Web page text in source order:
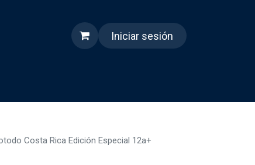
Iniciar sesión
Costa Rica Edición Especial 12a+